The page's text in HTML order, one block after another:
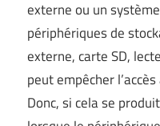
externe ou un
périphériques de
externe, carte SD,
peut empêcher
Donc, si cela se